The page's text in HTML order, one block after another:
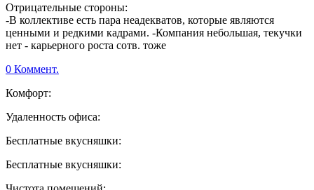
Отрицательные стороны:
-В коллективе есть пара неадекватов, которые являются
ценными и редкими кадрами. -Компания небольшая, текучки
нет - карьерного роста сотв. тоже
0 Коммент.
Комфорт:
Удаленность офиса:
Бесплатные вкусняшки:
Бесплатные вкусняшки: